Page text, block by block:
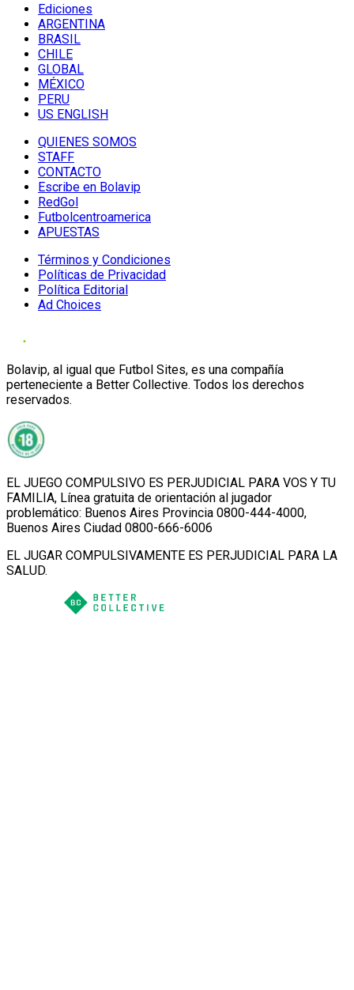
Ediciones
ARGENTINA
BRASIL
CHILE
GLOBAL
MÉXICO
PERU
US ENGLISH
QUIENES SOMOS
STAFF
CONTACTO
Escribe en Bolavip
RedGol
Futbolcentroamerica
APUESTAS
Términos y Condiciones
Políticas de Privacidad
Política Editorial
Ad Choices
Bolavip, al igual que Futbol Sites, es una compañía
perteneciente a Better Collective. Todos los derechos
reservados.
EL JUEGO COMPULSIVO ES PERJUDICIAL PARA VOS Y TU
FAMILIA, Línea gratuita de orientación al jugador
problemático: Buenos Aires Provincia 0800-444-4000,
Buenos Aires Ciudad 0800-666-6006
EL JUGAR COMPULSIVAMENTE ES PERJUDICIAL PARA LA
SALUD.